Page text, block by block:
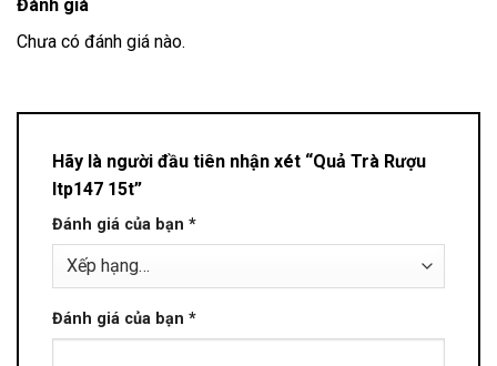
Đánh giá
Chưa có đánh giá nào.
Hãy là người đầu tiên nhận xét “Quả Trà Rượu
ltp147 15t”
Đánh giá của bạn *
Đánh giá của bạn *